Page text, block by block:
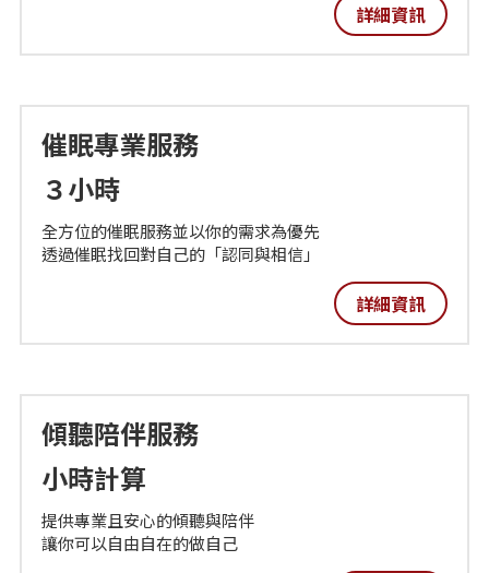
靈性精神層面
其它資訊
聯繫方式
場地位置
搜索
詳細資訊
催眠專業服務
３小時
全方位的催眠服務並以你的需求為優先
透過催眠找回對自己的「認同與相信」
詳細資訊
傾聽陪伴服務
小時計算
提供專業且安心的傾聽與陪伴
讓你可以自由自在的做自己